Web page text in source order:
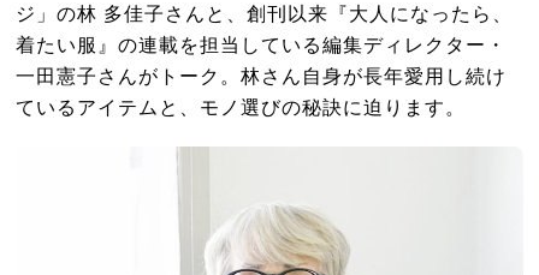
ジ」の林 多佳子さんと、創刊以来『大人になったら、
着たい服』の連載を担当している編集ディレクター・
一田憲子さんがトーク。林さん自身が長年愛用し続け
ているアイテムと、モノ選びの秘訣に迫ります。